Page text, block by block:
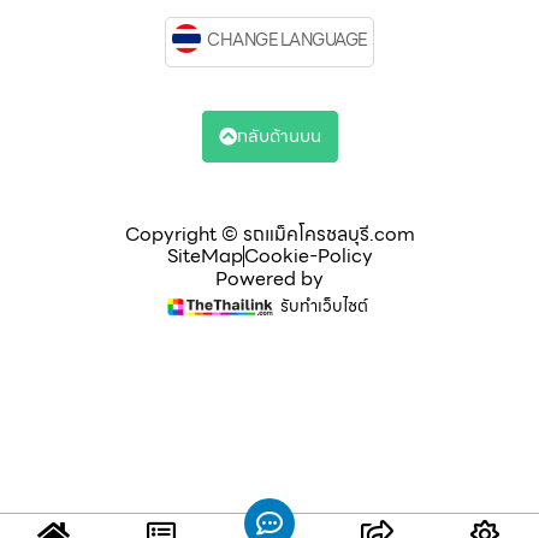
Copyright © รถแม็คโครชลบุรี.com
SiteMapCookie-Policy
Powered by
รับทำเว็บไซต์
CHANGE LANGUAGE
กลับด้านบน